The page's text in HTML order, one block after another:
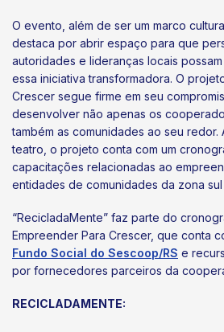
O evento, além de ser um marco
destaca por abrir espaço para que
autoridades e lideranças locais
essa iniciativa transformadora. O
Crescer segue firme em seu
desenvolver não apenas os
também as comunidades ao seu redor.
teatro, o projeto conta com um
capacitações relacionadas ao
entidades de comunidades da zona
“RecicladaMente” faz parte do
Empreender Para Crescer, que conta
Fundo Social do Sescoop/RS e
por fornecedores parceiros da
RECICLADAMENTE: